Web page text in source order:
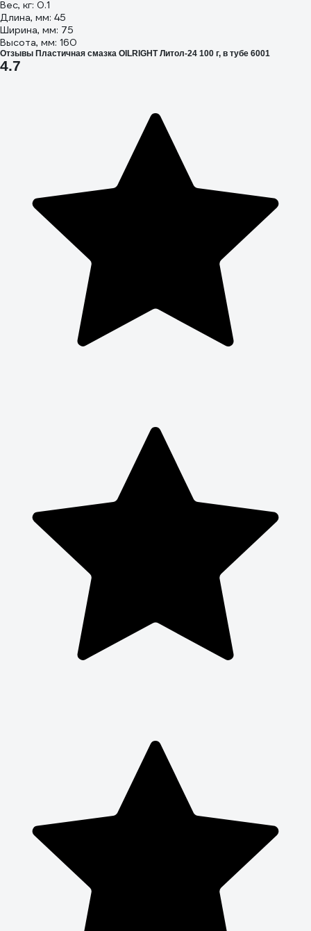
Вес, кг: 0.1
Длина, мм: 45
Ширина, мм: 75
Высота, мм: 160
Отзывы Пластичная смазка OILRIGHT Литол-24 100 г, в тубе 6001
4.7